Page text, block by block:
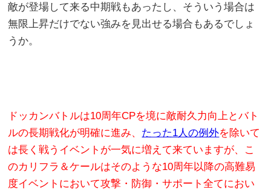
敵が登場して来る中期戦もあったし、そういう場合は
無限上昇だけでない強みを見出せる場合もあるでしょ
うか。
ドッカンバトルは10周年CPを境に敵耐久力向上とバト
ルの長期戦化が明確に進み、 たった1人の例外を除いて
は長く戦うイベントが一気に増えて来ていますが、こ
のカリフラ＆ケールはそのような10周年以降の高難易
度イベントにおいて攻撃・防御・サポート全てにおい